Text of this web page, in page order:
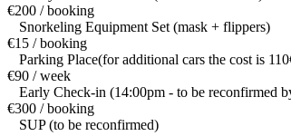
€200 / booking
Snorkeling Equipment Set (mask + flippers)
€15 / booking
Parking Place(for additional cars the cost is
€90 / week
Early Check-in (14:00pm - to be reconfirmed
€300 / booking
SUP (to be reconfirmed)